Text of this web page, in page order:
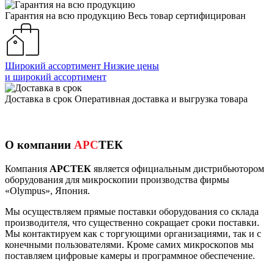
Гарантия на всю продукцию Весь товар сертифицирован
Широкий ассортимент Низкие цены
и широкий ассортимент
Доставка в срок Оперативная доставка и выгрузка товара
О компании АРСТЕК
Компания АРСТЕК является официальным дистрибьютором
оборудования для микроскопии производства фирмы
«Olympus», Япония.
Мы осуществляем прямые поставки оборудования со склада
производителя, что существенно сокращает сроки поставки.
Мы контактируем как с торгующими организациями, так и с
конечными пользователями. Кроме самих микроскопов мы
поставляем цифровые камеры и программное обеспечение.